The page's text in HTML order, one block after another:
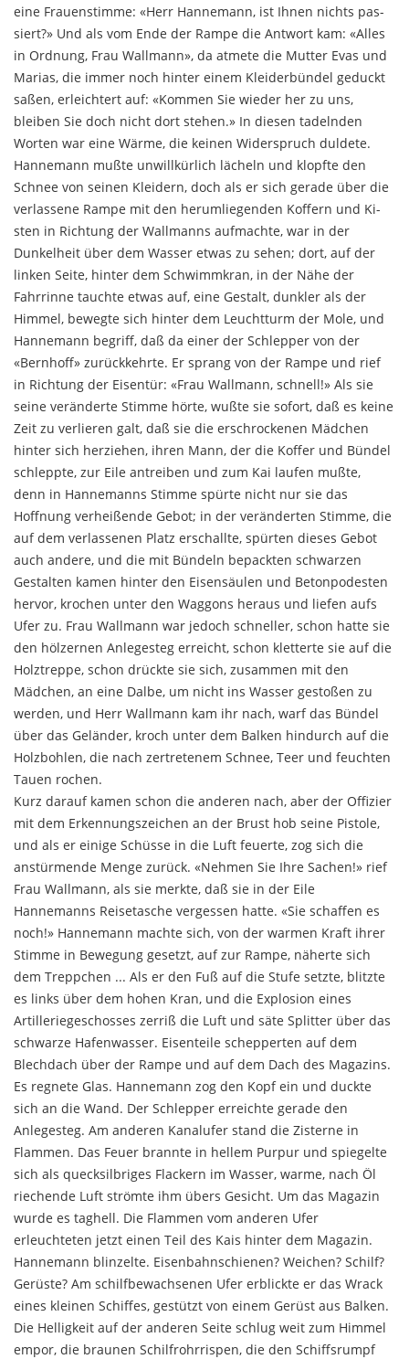
eine Frauen­stimme: «Herr Hannemann, ist Ihnen nichts pas­
siert?» Und als vom Ende der Rampe die Antwort kam: «Alles
in Ordnung, Frau Wallmann», da atmete die Mutter Evas und
Marias, die immer noch hinter einem Kleiderbündel geduckt
saßen, erleichtert auf: «Kom­men Sie wieder her zu uns,
bleiben Sie doch nicht dort stehen.» In diesen tadelnden
Worten war eine Wärme, die keinen Widerspruch duldete.
Hannemann mußte unwillkürlich lächeln und klopfte den
Schnee von sei­nen Kleidern, doch als er sich gerade über die
verlas­sene Rampe mit den herumliegenden Koffern und Ki­
sten in Richtung der Wallmanns aufmachte, war in der
Dunkelheit über dem Wasser etwas zu sehen; dort, auf der
linken Seite, hinter dem Schwimmkran, in der Nähe der
Fahrrinne tauchte etwas auf, eine Gestalt, dunkler als der
Himmel, bewegte sich hinter dem Leuchtturm der Mole, und
Hannemann begriff, daß da einer der Schlepper von der
«Bernhoff» zurückkehrte. Er sprang von der Rampe und rief
in Richtung der Eisentür: «Frau Wallmann, schnell!» Als sie
seine veränderte Stimme hörte, wußte sie sofort, daß es keine
Zeit zu verlieren galt, daß sie die erschrockenen Mäd­chen
hinter sich herziehen, ihren Mann, der die Koffer und Bündel
schleppte, zur Eile antreiben und zum Kai laufen mußte,
denn in Hannemanns Stimme spürte nicht nur sie das
Hoffnung verheißende Gebot; in der veränderten Stimme, die
auf dem verlassenen Platz er­schallte, spürten dieses Gebot
auch andere, und die mit Bündeln bepackten schwarzen
Gestalten kamen hinter den Eisensäulen und Betonpodesten
hervor, krochen unter den Waggons heraus und liefen aufs
Ufer zu. Frau Wallmann war jedoch schneller, schon hatte sie
den hölzernen Anlegesteg erreicht, schon kletterte sie auf die
Holztreppe, schon drückte sie sich, zusammen mit den
Mädchen, an eine Dalbe, um nicht ins Wasser gestoßen zu
werden, und Herr Wallmann kam ihr nach, warf das Bündel
über das Geländer, kroch unter dem Balken hindurch auf die
Holzbohlen, die nach zer­tretenem Schnee, Teer und feuchten
Tauen rochen.
Kurz darauf kamen schon die anderen nach, aber der Offizier
mit dem Erkennungszeichen an der Brust hob seine Pistole,
und als er einige Schüsse in die Luft feuerte, zog sich die
anstürmende Menge zurück. «Nehmen Sie Ihre Sachen!» rief
Frau Wallmann, als sie merkte, daß sie in der Eile
Hannemanns Reisetasche vergessen hatte. «Sie schaffen es
noch!» Hannemann machte sich, von der warmen Kraft ihrer
Stimme in Bewegung gesetzt, auf zur Rampe, näherte sich
dem Treppchen ... Als er den Fuß auf die Stufe setzte, blitzte
es links über dem hohen Kran, und die Explosion eines
Artilleriegeschosses zerriß die Luft und säte Splitter über das
schwarze Hafenwasser. Eisenteile schepperten auf dem
Blechdach über der Rampe und auf dem Dach des Magazins.
Es regnete Glas. Hanne­mann zog den Kopf ein und duckte
sich an die Wand. Der Schlepper erreichte gerade den
Anlegesteg. Am anderen Kanalufer stand die Zisterne in
Flammen. Das Feuer brannte in hellem Purpur und spiegelte
sich als quecksilbriges Flackern im Wasser, warme, nach Öl
riechende Luft strömte ihm übers Gesicht. Um das Ma­gazin
wurde es taghell. Die Flammen vom anderen Ufer
erleuchteten jetzt einen Teil des Kais hinter dem Magazin.
Hannemann blinzelte. Eisenbahnschienen? Weichen? Schilf?
Gerüste? Am schilfbewachsenen Ufer erblickte er das Wrack
eines kleinen Schiffes, gestützt von einem Gerüst aus Balken.
Die Helligkeit auf der anderen Seite schlug weit zum Himmel
empor, die braunen Schilfrohrrispen, die den Schiffsrumpf